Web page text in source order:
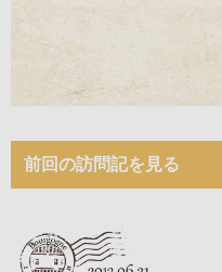
前回の訪問記を見る